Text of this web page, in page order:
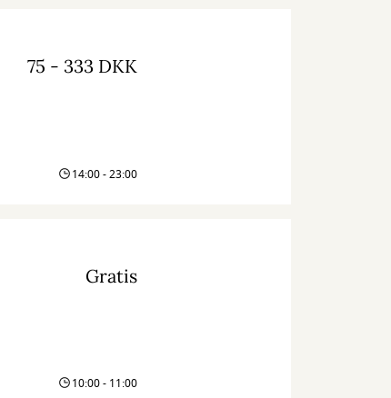
75 - 333 DKK
14:00 - 23:00
Gratis
10:00 - 11:00